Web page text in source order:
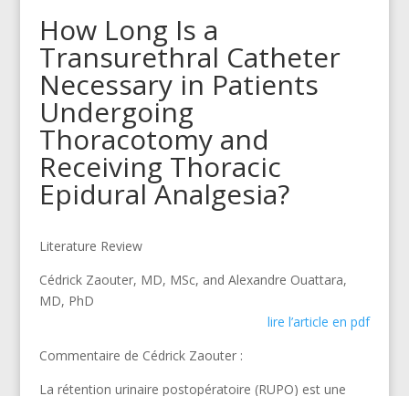
How Long Is a
Transurethral Catheter
Necessary in Patients
Undergoing
Thoracotomy and
Receiving Thoracic
Epidural Analgesia?
Literature Review
Cédrick Zaouter, MD, MSc, and Alexandre Ouattara,
MD, PhD
lire l’article en pdf
Commentaire de Cédrick Zaouter :
La rétention urinaire postopératoire (RUPO) est une